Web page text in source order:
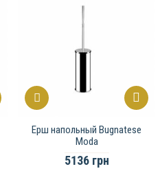
Ерш напольный Bugnatese
Moda
5136 грн